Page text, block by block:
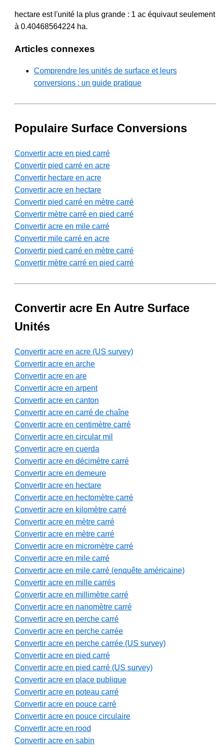
hectare est l'unité la plus grande : 1 ac équivaut seulement
à 0.40468564224 ha.
Articles connexes
Comprendre les unités de surface et leurs
conversions : un guide pratique
Populaire Surface Conversions
Convertir acre en pied carré
Convertir pied carré en acre
Convertir hectare en acre
Convertir acre en hectare
Convertir pied carré en mètre carré
Convertir mètre carré en pied carré
Convertir acre en mile carré
Convertir mile carré en acre
Convertir pied carré en mètre carré
Convertir mètre carré en pied carré
Convertir acre En Autre Surface
Unités
Convertir acre en acre (US survey)
Convertir acre en arche
Convertir acre en are
Convertir acre en arpent
Convertir acre en canton
Convertir acre en carré de chaîne
Convertir acre en centimètre carré
Convertir acre en circular mil
Convertir acre en cuerda
Convertir acre en décimètre carré
Convertir acre en demeure
Convertir acre en hectare
Convertir acre en hectomètre carré
Convertir acre en kilomètre carré
Convertir acre en mètre carré
Convertir acre en mètre carré
Convertir acre en micromètre carré
Convertir acre en mile carré
Convertir acre en mile carré (enquête américaine)
Convertir acre en mille carrés
Convertir acre en millimètre carré
Convertir acre en nanomètre carré
Convertir acre en perche carré
Convertir acre en perche carrée
Convertir acre en perche carrée (US survey)
Convertir acre en pied carré
Convertir acre en pied carré (US survey)
Convertir acre en place publique
Convertir acre en poteau carré
Convertir acre en pouce carré
Convertir acre en pouce circulaire
Convertir acre en rood
Convertir acre en sabin